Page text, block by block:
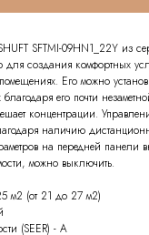
SFTMI-09HN1_22Y из
для создания комфортных
Его можно
его почти
концентрации.
наличию
на передней панели
можно выключить.
м2 (от 21 до 27 м2)
(SEER) - A